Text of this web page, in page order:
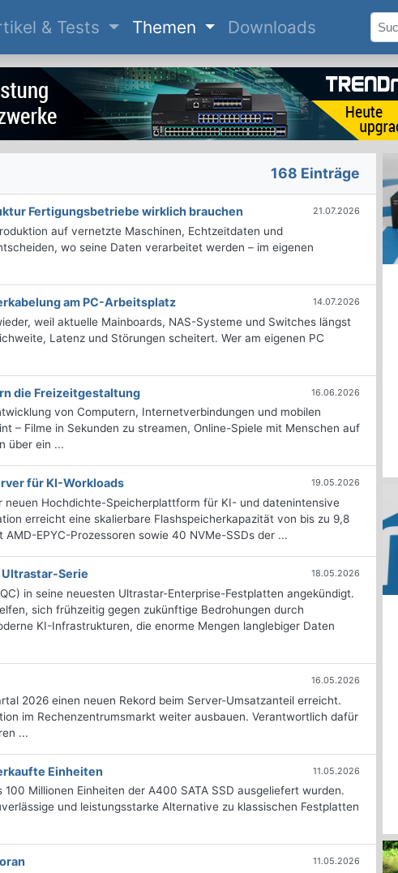
& Tests Themen Downloads
168 Einträge
Fertigungsbetriebe wirklich brauchen 21.07.2026
auf vernetzte Maschinen, Echtzeitdaten und
wo seine Daten verarbeitet werden – im eigenen
am PC-Arbeitsplatz 14.07.2026
weil aktuelle Mainboards, NAS-Systeme und Switches längst
Latenz und Störungen scheitert. Wer am eigenen PC
die Freizeitgestaltung 16.06.2026
von Computern, Internetverbindungen und mobilen
– Filme in Sekunden zu streamen, Online-Spiele mit Menschen auf
über ein ...
für KI-Workloads 19.05.2026
neuen Hochdichte-Speicherplattform für KI- und datenintensive
erreicht eine skalierbare Flashspeicherkapazität von bis zu 9,8
EPYC-Prozessoren sowie 40 NVMe-SSDs der ...
Serie 18.05.2026
in seine neuesten Ultrastar-Enterprise-Festplatten angekündigt.
sich frühzeitig gegen zukünftige Bedrohungen durch
KI-Infrastrukturen, die enorme Mengen langlebiger Daten
16.05.2026
2026 einen neuen Rekord beim Server-Umsatzanteil erreicht.
im Rechenzentrumsmarkt weiter ausbauen. Verantwortlich dafür
...
Einheiten 11.05.2026
Millionen Einheiten der A400 SATA SSD ausgeliefert wurden.
und leistungsstarke Alternative zu klassischen Festplatten
11.05.2026